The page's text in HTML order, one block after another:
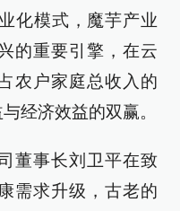
化模式，魔芋产业
的重要引擎，在云
农户家庭总收入的
经济效益的双赢。
董事长刘卫平在致
需求升级，古老的